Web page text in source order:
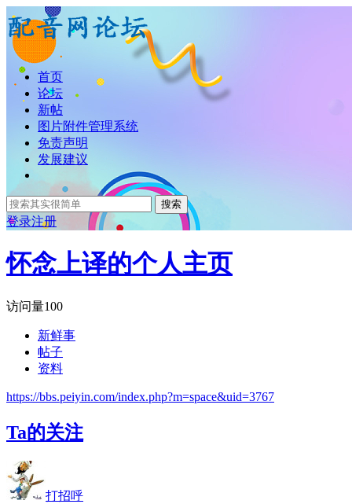
首页
论坛
新帖
图片附件管理系统
免责声明
发展建议
搜索
登录注册
怀念上译的个人主页
访问量100
新鲜事
帖子
资料
https://bbs.peiyin.com/index.php?m=space&uid=3767
Ta的关注
打招呼